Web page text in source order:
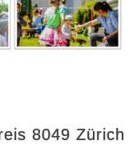
8049 Zürich